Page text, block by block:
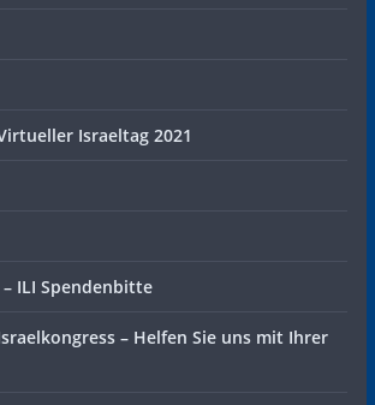
Israeltag 2021
– ILI Spendenbitte
– Helfen Sie uns mit Ihrer